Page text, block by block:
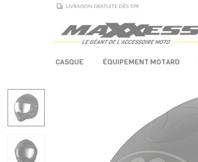
LIVRAISON GRATUITE DÈS 59€
CASQUE ÉQUIPEMENT MOTARD